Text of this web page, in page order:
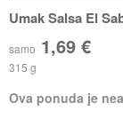
Umak Salsa El
samo 1,69 €
315 g
Ova ponuda je